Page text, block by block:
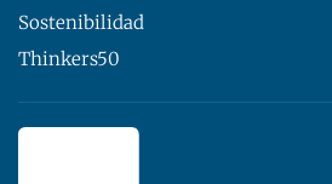
Sostenibilidad
Thinkers50